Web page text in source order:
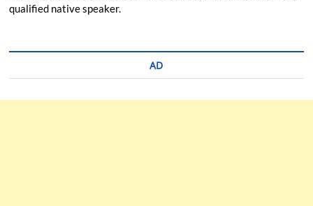
qualified native speaker.
AD